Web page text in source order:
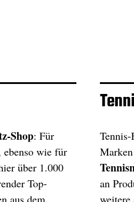
Shop: Für
ebenso wie für
über 1.000
Top-
aus dem
an